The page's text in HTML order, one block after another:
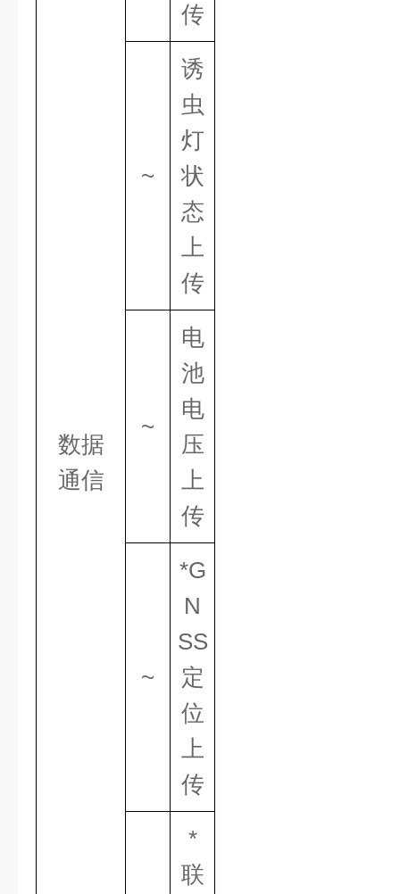
数据
通信
传
~
诱
虫
灯
状
态
上
传
~
电
池
电
压
上
传
~
*G
N
SS
定
位
上
传
*
联